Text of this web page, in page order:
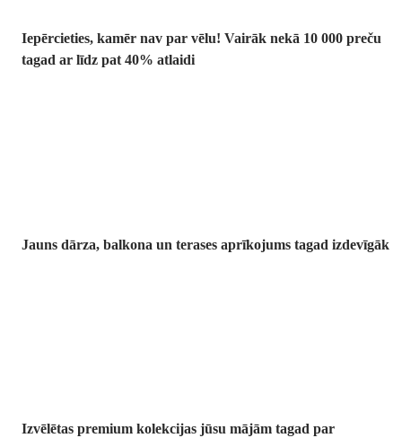
Iepērcieties, kamēr nav par vēlu! Vairāk nekā 10 000 preču
tagad ar līdz pat 40% atlaidi
Jauns dārza, balkona un terases aprīkojums tagad izdevīgāk
Izvēlētas premium kolekcijas jūsu mājām tagad par